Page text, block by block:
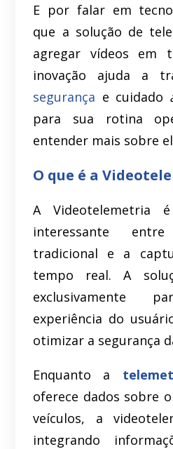
E por falar em
que a solução de
agregar vídeos em
inovação ajuda a
segurança e cuidado
para sua rotina
entender mais sobre
O que é a
A Videotelemetria
interessante
tradicional e a
tempo real. A
exclusivamente
experiência do
otimizar a segurança
Enquanto a
oferece dados sobre
veículos, a
integrando